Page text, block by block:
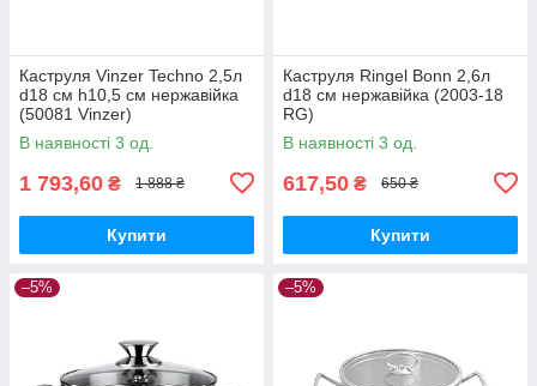
Каструля Vinzer Techno 2,5л
d18 см h10,5 см нержавійка
(50081 Vinzer)
В наявності 3 од.
1 793,60 ₴ 1 888 ₴
Купити
Каструля Ringel Bonn 2,6л
d18 см нержавійка (2003-18
RG)
В наявності 3 од.
617,50 ₴ 650 ₴
Купити
–5% –5%